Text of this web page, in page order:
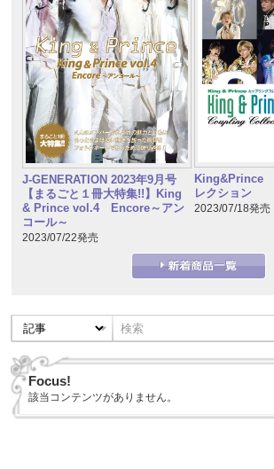
J-GENERATION 2023年9月号
【まるごと１冊大特集!!】King
& Prince vol.4 Encore～アン
コール～
2023/07/22発売
King&Prince
レクション
2023/07/18発売
Focus!
該当コンテンツがありません。